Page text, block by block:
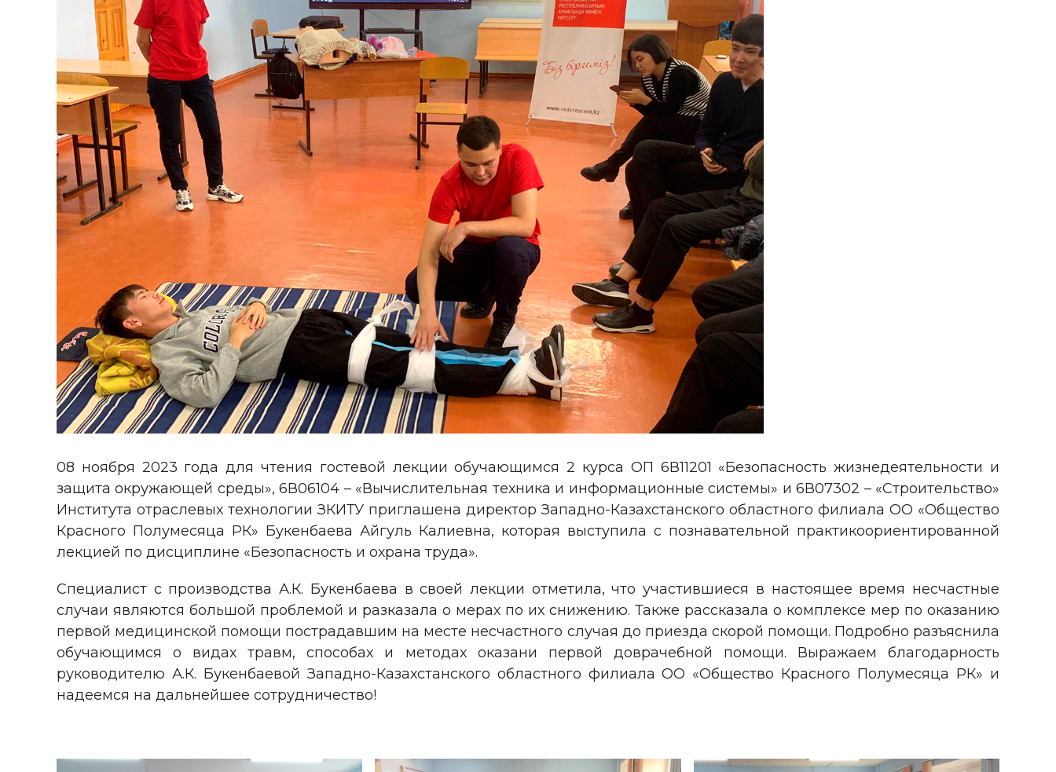
08 ноября 2023 года для чтения гостевой лекции обучающимся 2 курса ОП 6В11201 «Безопасность жизнедеятельности и
защита окружающей среды», 6В06104 – «Вычислительная техника и информационные системы» и 6В07302 – «Строительство»
Института отраслевых технологии ЗКИТУ приглашена директор Западно-Казахстанского областного филиала ОО «Общество
Красного Полумесяца РК» Букенбаева Айгуль Калиевна, которая выступила с познавательной практикоориентированной
лекцией по дисциплине «Безопасность и охрана труда».
Специалист с производства А.К. Букенбаева в своей лекции отметила, что участившиеся в настоящее время несчастные
случаи являются большой проблемой и разказала о мерах по их снижению. Также рассказала о комплексе мер по оказанию
первой медицинской помощи пострадавшим на месте несчастного случая до приезда скорой помощи. Подробно разъяснила
обучающимся о видах травм, способах и методах оказани первой доврачебной помощи. Выражаем благодарность
руководителю А.К. Букенбаевой Западно-Казахстанского областного филиала ОО «Общество Красного Полумесяца РК» и
надеемся на дальнейшее сотрудничество!